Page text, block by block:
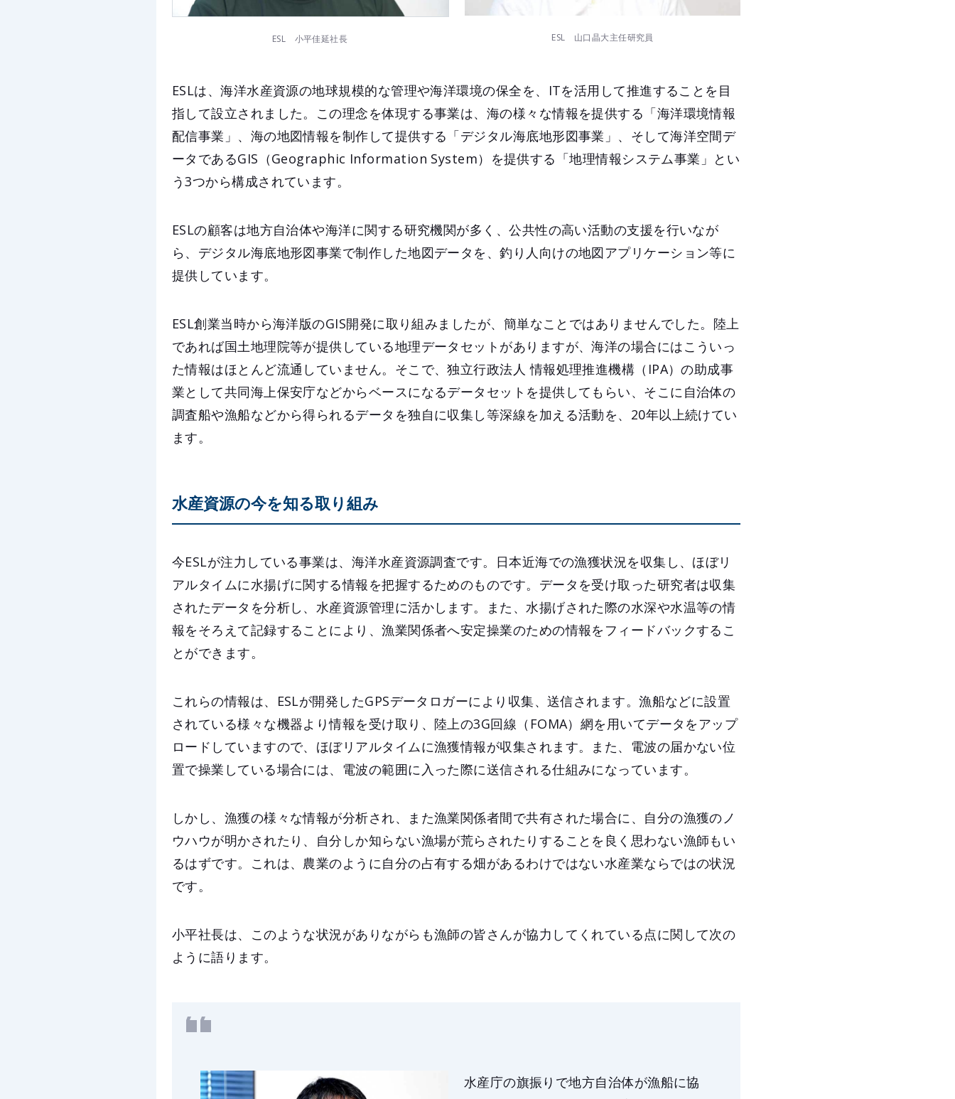
ESL 小平佳延社長 ESL 山口晶大主任研究員
ESLは、海洋水産資源の地球規模的な管理や海洋環境の保全を、ITを活用して推進することを目
指して設立されました。この理念を体現する事業は、海の様々な情報を提供する「海洋環境情報
配信事業」、海の地図情報を制作して提供する「デジタル海底地形図事業」、そして海洋空間デ
ータであるGIS（Geographic Information System）を提供する「地理情報システム事業」とい
う3つから構成されています。
ESLの顧客は地方自治体や海洋に関する研究機関が多く、公共性の高い活動の支援を行いなが
ら、デジタル海底地形図事業で制作した地図データを、釣り人向けの地図アプリケーション等に
提供しています。
ESL創業当時から海洋版のGIS開発に取り組みましたが、簡単なことではありませんでした。陸上
であれば国土地理院等が提供している地理データセットがありますが、海洋の場合にはこういっ
た情報はほとんど流通していません。そこで、独立行政法人 情報処理推進機構（IPA）の助成事
業として共同海上保安庁などからベースになるデータセットを提供してもらい、そこに自治体の
調査船や漁船などから得られるデータを独自に収集し等深線を加える活動を、20年以上続けてい
ます。
水産資源の今を知る取り組み
今ESLが注力している事業は、海洋水産資源調査です。日本近海での漁獲状況を収集し、ほぼリ
アルタイムに水揚げに関する情報を把握するためのものです。データを受け取った研究者は収集
されたデータを分析し、水産資源管理に活かします。また、水揚げされた際の水深や水温等の情
報をそろえて記録することにより、漁業関係者へ安定操業のための情報をフィードバックするこ
とができます。
これらの情報は、ESLが開発したGPSデータロガーにより収集、送信されます。漁船などに設置
されている様々な機器より情報を受け取り、陸上の3G回線（FOMA）網を用いてデータをアップ
ロードしていますので、ほぼリアルタイムに漁獲情報が収集されます。また、電波の届かない位
置で操業している場合には、電波の範囲に入った際に送信される仕組みになっています。
しかし、漁獲の様々な情報が分析され、また漁業関係者間で共有された場合に、自分の漁獲のノ
ウハウが明かされたり、自分しか知らない漁場が荒らされたりすることを良く思わない漁師もい
るはずです。これは、農業のように自分の占有する畑があるわけではない水産業ならではの状況
です。
小平社長は、このような状況がありながらも漁師の皆さんが協力してくれている点に関して次の
ように語ります。
水産庁の旗振りで地方自治体が漁船に協